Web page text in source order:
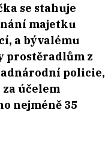
se stahuje
majetku
a bývalému
prostěradlům z
policie,
účelem
nejméně 35